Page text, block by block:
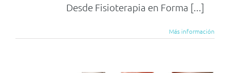
Desde Fisioterapia en Forma [...]
Más información